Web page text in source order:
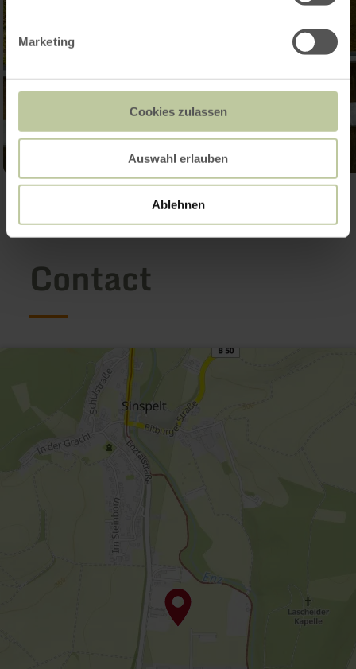
Marketing
Cookies zulassen
Auswahl erlauben
Ablehnen
Galerij openen
Contact